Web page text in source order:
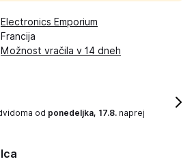
Electronics Emporium
Francija
Možnost vračila v 14 dneh
od ponedeljka, 17.8. naprej